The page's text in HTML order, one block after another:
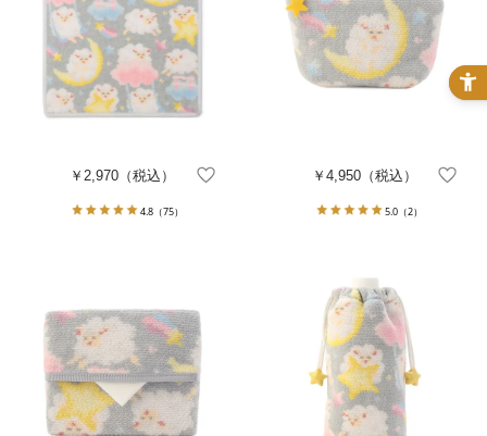
￥2,970 （税込）
4.8（75）
￥4,950（税込）
5.0（2）